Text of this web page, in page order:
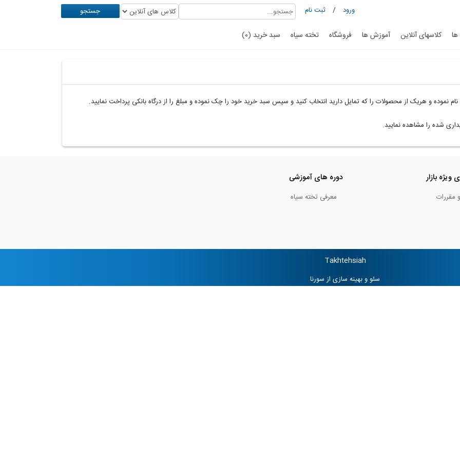
ورود / ثبت نام جستجو
کلاسهای آنلاین آموزش ها فروشگاه تخته سیاه سبد خرید (۰)
نموده و هریک از محصولات را که تمایل دارید انتخاب کنید و سپس سبد خرید خود را چک نموده و مبلغ را از درگاه بانکی پرداخت نمایید.
شده را مشاهده نمایید.
ویژه بازار
مقررات
دوره های آموزشی
معرفی تخته سیاه
Takhtehsiah
سئووبهینه سازی از سورنا